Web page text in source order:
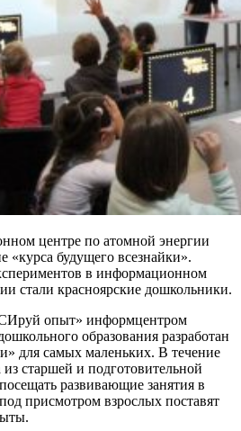
центре по атомной энергии
«курса будущего всезнайки».
в информационном
стали красноярские дошкольники.
опыт» информцентром
образования разработан
для самых маленьких. В течение
старшей и подготовительной
развивающие занятия в
присмотром взрослых поставят